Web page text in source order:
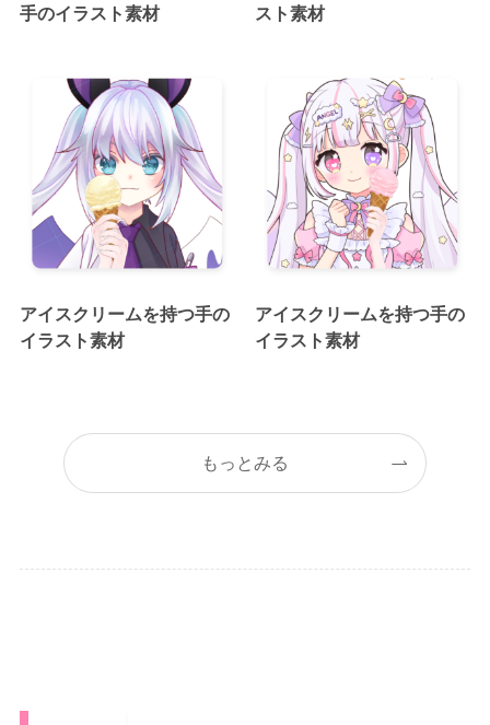
手のイラスト素材
スト素材
アイスクリームを持つ手の
イラスト素材
アイスクリームを持つ手の
イラスト素材
もっとみる